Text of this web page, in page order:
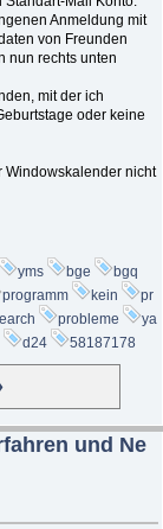
Anmeldung mit
von Freunden
nun rechts unten
mit der ich
oder keine
Windowskalender nicht
yms bge
bgq
programm kein
pr
probleme
ya
d24 58187178
und Ne